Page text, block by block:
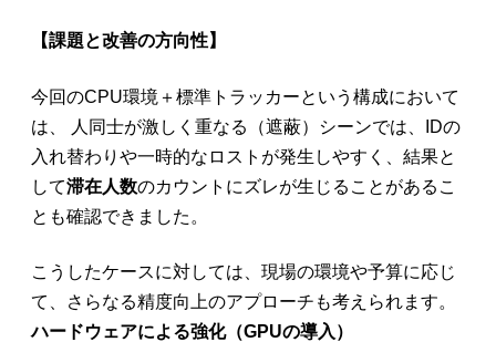
【課題と改善の方向性】
今回のCPU環境＋標準トラッカーという構成において
は、 人同士が激しく重なる（遮蔽）シーンでは、IDの
入れ替わりや一時的なロストが発生しやすく、結果と
して滞在人数のカウントにズレが生じることがあるこ
とも確認できました。
こうしたケースに対しては、現場の環境や予算に応じ
て、さらなる精度向上のアプローチも考えられます。
ハードウェアによる強化（GPUの導入）